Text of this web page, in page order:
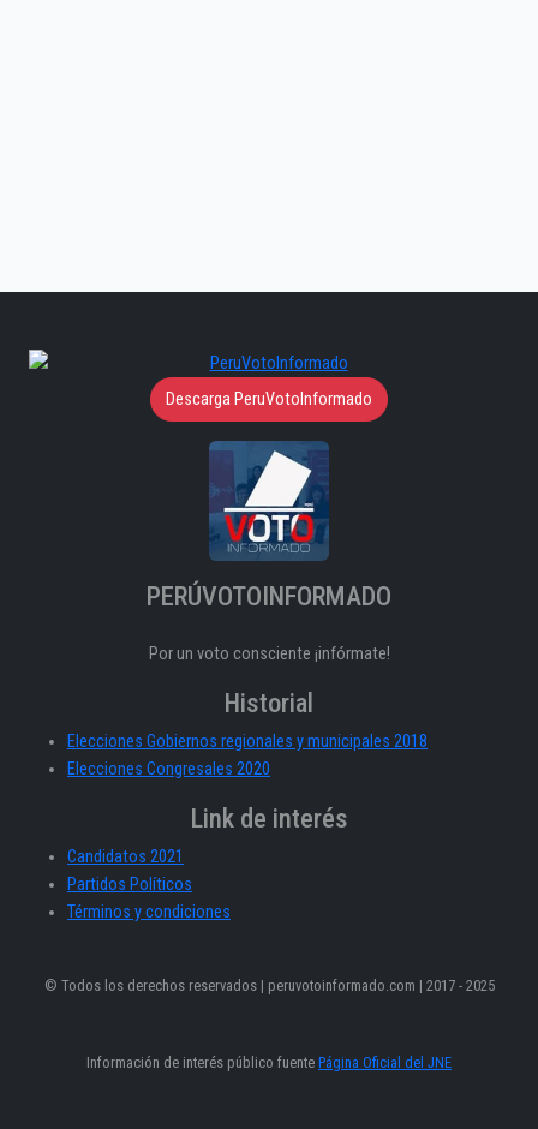
Descarga PeruVotoInformado
PERÚVOTOINFORMADO
Por un voto consciente ¡infórmate!
Historial
Elecciones Gobiernos regionales y municipales 2018
Elecciones Congresales 2020
Link de interés
Candidatos 2021
Partidos Políticos
Términos y condiciones
© Todos los derechos reservados | peruvotoinformado.com | 2017 - 2025
Información de interés público fuente Página Oficial del JNE